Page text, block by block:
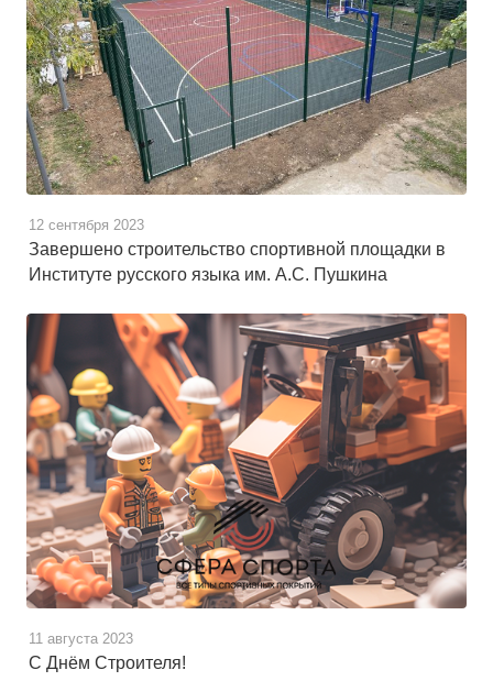
Завершено строительство спортивной площадки в
Институте русского языка им. А.С. Пушкина
12 сентября 2023
С Днём Строителя!
11 августа 2023